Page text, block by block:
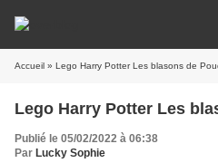
Accueil » Lego Harry Potter Les blasons de
Lego Harry Potter Les
Publié le 05/02/2022 à 06:38
Par Lucky Sophie